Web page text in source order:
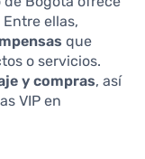
ellas,
que
o servicios.
y compras, así
VIP en